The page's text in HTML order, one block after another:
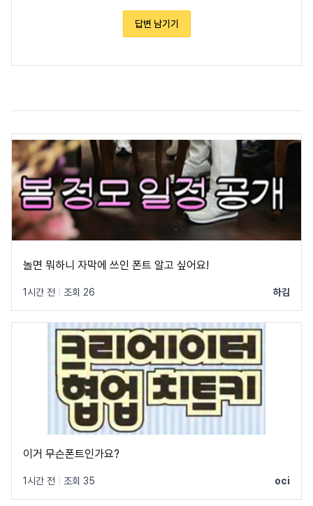
답변 남기기
놀면 뭐하니 자막에 쓰인 폰트 알고 싶어요!
1시간 전 조회 26 하김
이거 무슨폰트인가요?
1시간 전 조회 35 oci